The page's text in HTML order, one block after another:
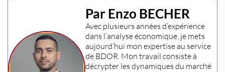
Par Enzo BECHER
Avec plusieurs années d’expérience
dans l’analyse économique , je mets
aujourd’hui mon expertiseau service
de BDOR. Mon travail consiste à
décrypter les dynamiques du marché